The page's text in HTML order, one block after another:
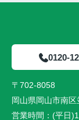
0120-
〒702-8058
岡山県岡山市南
営業時間： (平日